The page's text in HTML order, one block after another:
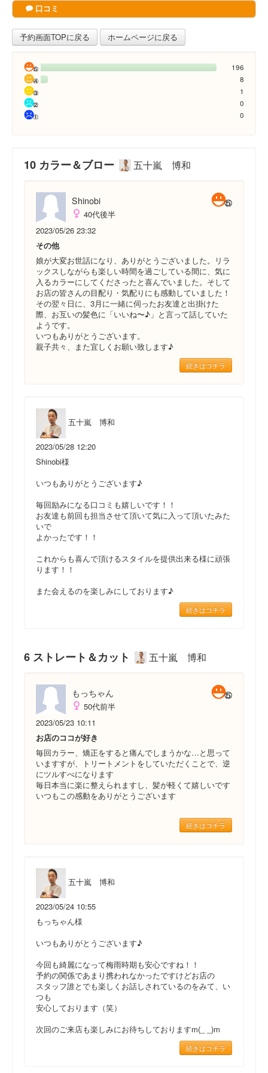
口コミ
予約画面TOPに戻る ホームページに戻る
196
8
1
0
0
10 カラー＆ブロー 五十嵐 博和
Shinobi
40代後半
2023/05/26 23:32
その他
娘が大変お世話になり、ありがとうございました。リラ
ックスしながらも楽しい時間を過ごしている間に、気に
入るカラーにしてくださったと喜んでいました。そして
お店の皆さんの目配り・気配りにも感動していました！
その翌々日に、3月に一緒に伺ったお友達と出掛けた
際、お互いの髪色に「いいね〜♪」と言って話していた
ようです。
いつもありがとうございます。
親子共々、また宜しくお願い致します♪
続きはコチラ
五十嵐 博和
2023/05/28 12:20
Shinobi様
いつもありがとうございます♪
毎回励みになる口コミも嬉しいです！！
お友達も前回も担当させて頂いて気に入って頂いたみた
いで
よかったです！！
これからも喜んで頂けるスタイルを提供出来る様に頑張
ります！！
また会えるのを楽しみにしております♪
続きはコチラ
6 ストレート＆カット 五十嵐 博和
もっちゃん
50代前半
2023/05/23 10:11
お店のココが好き
毎回カラー、矯正をすると痛んでしまうかな…と思って
いますすが、トリートメントをしていただくことで、逆
にツルすべになります
毎日本当に楽に整えられますし、髪が軽くて嬉しいです
いつもこの感動をありがとうございます
続きはコチラ
五十嵐 博和
2023/05/24 10:55
もっちゃん様
いつもありがとうございます♪
今回も綺麗になって梅雨時期も安心ですね！！
予約の関係であまり携われなかったですけどお店の
スタッフ誰とでも楽しくお話しされているのをみて、い
つも
安心しております（笑）
次回のご来店も楽しみにお待ちしておりますm(_ _)m
続きはコチラ